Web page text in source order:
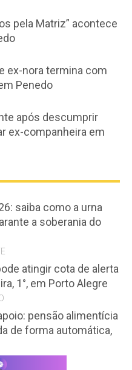
pela Matriz” acontece
ex-nora termina com
Penedo
após descumprir
ex-companheira em
saiba como a urna
a soberania do
atingir cota de alerta
1°, em Porto Alegre
pensão alimentícia
de forma automática,